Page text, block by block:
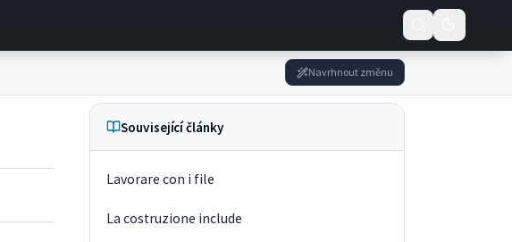
Navrhnout změnu
Související články
Lavorare con i file
La costruzione include